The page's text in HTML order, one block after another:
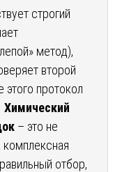
строгий
метод),
второй
этого протокол
Химический
– это не
отбор,